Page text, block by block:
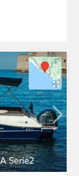
Serie2